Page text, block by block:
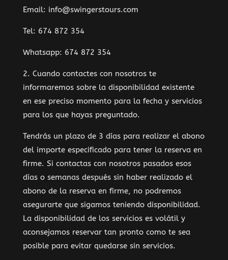
Email: info@swingerstours.com
Tel: 674 872 354
Whatsapp: 674 872 354
2. Cuando contactes con nosotros te
informaremos sobre la disponibilidad existente
en ese preciso momento para la fecha y servicios
para los que hayas preguntado.
Tendrás un plazo de 3 días para realizar el abono
del importe especificado para tener la reserva en
firme. Si contactas con nosotros pasados esos
días o semanas después sin haber realizado el
abono de la reserva en firme, no podremos
asegurarte que sigamos teniendo disponibilidad.
La disponibilidad de los servicios es volátil y
aconsejamos reservar tan pronto como te sea
posible para evitar quedarse sin servicios.